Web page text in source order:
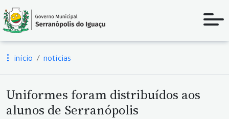
início notícias
Uniformes foram distribuídos aos
alunos de Serranópolis